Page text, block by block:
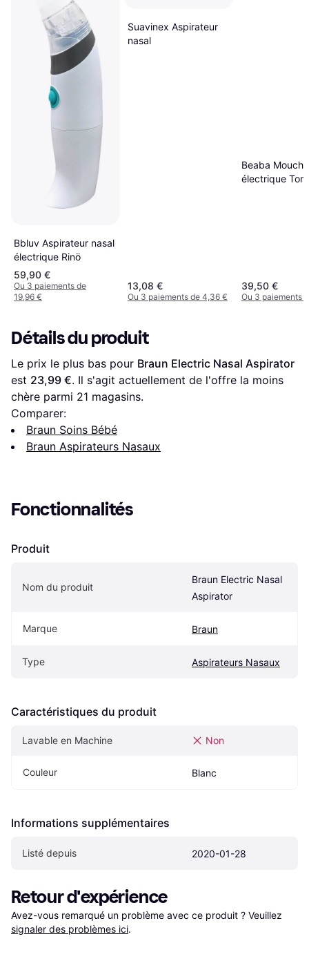
Bbluv Aspirateur nasal
électrique Rinö
59,90 €
Ou 3 paiements de
19,96 €
Suavinex Aspirateur
nasal
13,08 €
Ou 3 paiements de 4,36 €
Beaba
électrique
39,50 €
Ou 3 paiements
Détails du produit
Le prix le plus bas pour Braun Electric Nasal Aspirator
est 23,99 €. Il s'agit actuellement de l'offre la moins
chère parmi 21 magasins.
Comparer:
Braun Soins Bébé
Braun Aspirateurs Nasaux
Fonctionnalités
Produit
Nom du produit
Braun Electric Nasal
Aspirator
Marque Braun
Type Aspirateurs Nasaux
Caractéristiques du produit
Lavable en Machine Non
Couleur Blanc
Informations supplémentaires
Listé depuis 2020-01-28
Retour d'expérience
Avez-vous remarqué un problème avec ce produit ? Veuillez
signaler des problèmes ici.